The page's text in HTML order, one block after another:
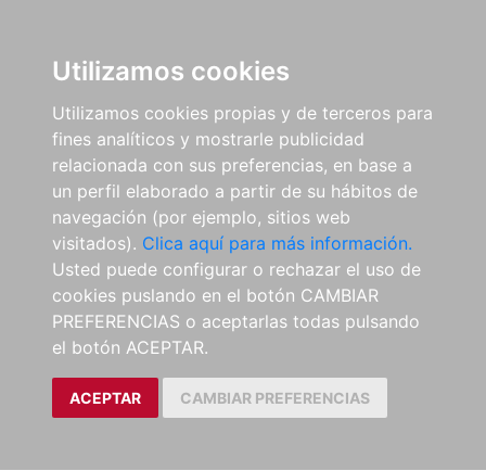
Utilizamos cookies
Utilizamos cookies propias y de terceros para
fines analíticos y mostrarle publicidad
relacionada con sus preferencias, en base a
un perfil elaborado a partir de su hábitos de
navegación (por ejemplo, sitios web
visitados). Clica aquí para más información.
Usted puede configurar o rechazar el uso de
cookies puslando en el botón CAMBIAR
PREFERENCIAS o aceptarlas todas pulsando
el botón ACEPTAR.
ACEPTAR CAMBIAR PREFERENCIAS